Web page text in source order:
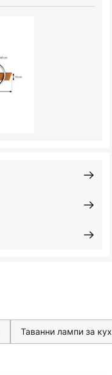
Таванни лампи за